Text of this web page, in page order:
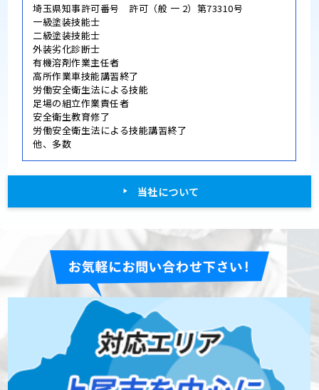
埼玉県知事許可番号 許可（般 一 2）第73310号
一級塗装技能士
二級塗装技能士
外装劣化診断士
有機溶剤作業主任者
高所作業車技能講習終了
労働安全衛生法による技能
足場の組立作業責任者
安全衛生教育修了
労働安全衛生法による技能講習終了
他、多数
当社について